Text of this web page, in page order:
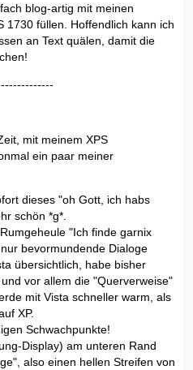
blog-artig mit meinen
1730 füllen. Hoffendlich kann ich
an Text quälen, damit die
mit meinem XPS
ein paar meiner
dieses "oh Gott, ich habs
schön *g*.
"Ich finde garnix
bevormundende Dialoge
übersichtlich, habe bisher
vor allem die "Querverweise"
mit Vista schneller warm, als
XP.
Schwachpunkte!
Display) am unteren Rand
also einen hellen Streifen von